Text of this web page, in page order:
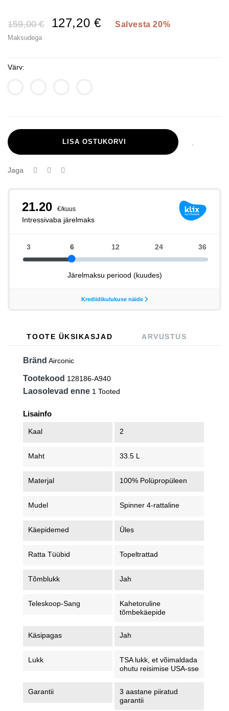
159,00 € 127,20 € Salvesta 20%
Maksudega
Värv:
LISA OSTUKORVI
Jaga
TOOTE ÜKSIKASJAD ARVUSTUS
Bränd Airconic
Tootekood 128186-A940
Laosolevad enne 1 Tooted
Lisainfo
Kaal 2
Maht 33.5 L
Materjal 100% Polüpropüleen
Mudel Spinner 4-rattaline
Käepidemed Üles
Ratta Tüübid Topeltrattad
Tõmblukk Jah
Teleskoop-Sang
Kahetoruline
tõmbekäepide
Käsipagas Jah
Lukk
TSA lukk, et võimaldada
ohutu reisimise USA-sse
Garantii
3 aastane piiratud
garantii